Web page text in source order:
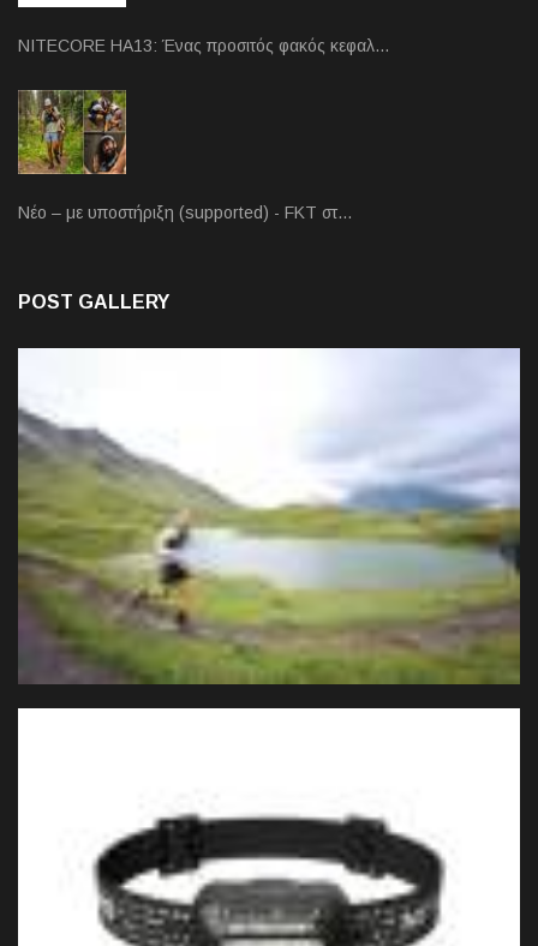
NITECORE HA13: Ένας προσιτός φακός κεφαλ…
Νέο – με υποστήριξη (supported) - FKT στ…
POST GALLERY